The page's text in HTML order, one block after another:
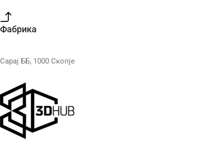
Фабрика
Сарај ББ, 1000 Скопје